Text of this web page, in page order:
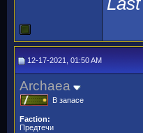
12-17-2021, 01:50 AM
Archaea
В запасе
Faction:
Предтечи